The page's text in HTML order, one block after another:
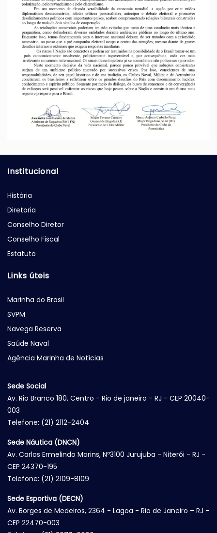
Institucional
História
Diretoria
Conselho Diretor
Conselho Fiscal
Estatuto
Links úteis
Marinha do Brasil
SVPM
Navega Reserva
Saúde Naval
Agência Marinha de Notícias
Sede Social
Av. Rio Branco 180, Centro - Rio de janeiro - RJ - CEP 20040-
003
Telefone: (21) 2112-2404
Sede Náutica (DNCN)
Av. Carlos Ermelindo Marins, Nº3100 Jurujuba - Niterói - RJ -
CEP 24370-195
Telefone: (21) 2109-8109
Sede Esportiva (DECN)
Av. Borges de Medeiros, 2364 - Lagoa - Rio de Janeiro – RJ -
CEP 22470-003